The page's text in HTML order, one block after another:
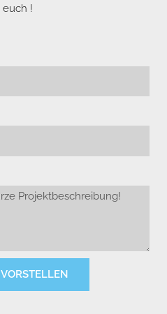
euch !
PROJEKT VORSTELLEN